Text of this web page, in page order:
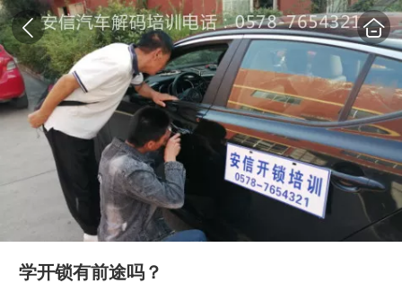
学开锁有前途吗？